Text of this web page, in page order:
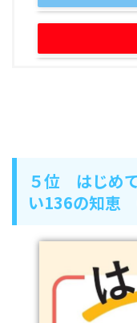
５位 はじめ
い136の知恵